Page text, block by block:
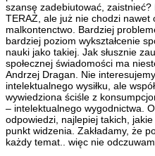
szansę zadebiutować,
TERAZ, ale już nie chodzi
malkontenctwo. Bardziej
bardziej poziom wykształcenie
nauki jako takiej. Jak słusznie
społecznej świadomości ma
Andrzej Dragan. Nie
intelektualnego wysiłku, ale
wywiedziona ściśle z
– intelektualnego wygodnictwa.
odpowiedzi, najlepiej takich,
punkt widzenia. Zakładamy, że
każdy temat.. więc nie